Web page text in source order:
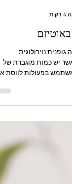
יש כמות מוגברת של
משתמש בפעולות לווסת
קשיים באותו ויסות
בתפקוד, לקושי
לרעש או רתיעה
עצבית שונה לחלוטין,
קולט, מפענח ומגיב
ומהגוף עצמו. במשך